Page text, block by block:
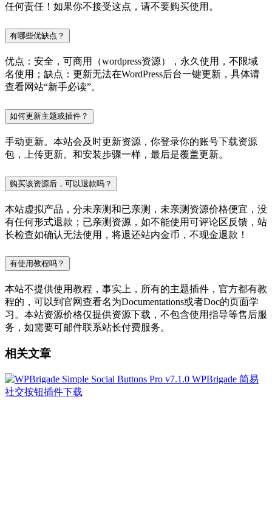
任何责任！如果你不接受这点，请不要购买使用。
有哪些优缺点？
优点：安全，可商用（wordpress资源），永久使用，不限域
名使用；缺点：更新无法在WordPress后台一键更新，具体请
查看网站“新手必读”。
如何更新主题或插件？
手动更新。本站会及时更新资源，你登录你的账号下载资源
包，上传更新。和安装步骤一样，最后是覆盖更新。
购买该资源后，可以退款吗？
本站虚拟产品，分未亲测和已亲测，未亲测资源价格便宜，没
有任何形式退款；已亲测资源，如不能使用可评论区反馈，站
长检查如确认无法使用，将退还站内金币，不现金退款！
有使用教程吗？
本站不提供使用教程，事实上，所有的主题插件，官方都有教
程的，可以到官网查看名为Documentations或者Doc的页面学
习。本站资源价格仅提供资源下载，不包含使用指导等售后服
务，如需要可邮件联系站长付费服务。
相关文章